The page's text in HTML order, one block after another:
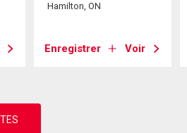
Hamilton, ON
Enregistrer Voir